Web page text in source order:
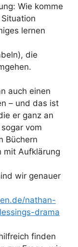
Wie komme
lernen
die
auch einen
– und das ist
er ganz an
vom
Büchern
mit Aufklärung
wir genauer
nathan-
drama
finden